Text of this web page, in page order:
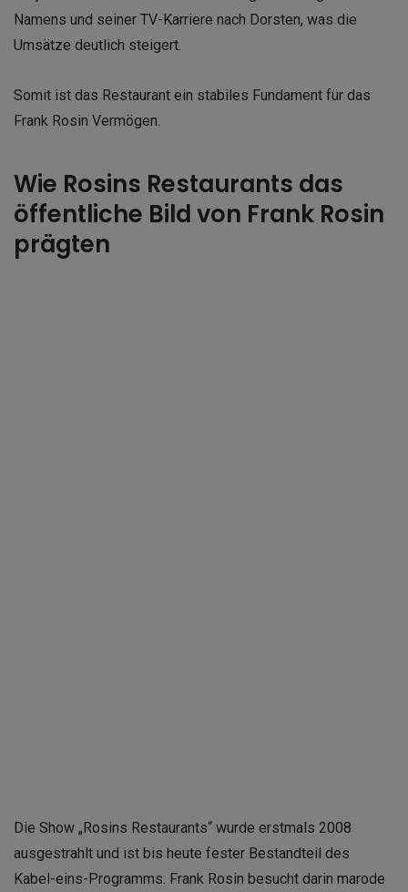
Namens und seiner TV-Karriere nach Dorsten, was die
Umsätze deutlich steigert.
Somit ist das Restaurant ein stabiles Fundament für das
Frank Rosin Vermögen.
Wie Rosins Restaurants das
öffentliche Bild von Frank Rosin
prägten
Die Show „Rosins Restaurants“ wurde erstmals 2008
ausgestrahlt und ist bis heute fester Bestandteil des
Kabel-eins-Programms. Frank Rosin besucht darin marode